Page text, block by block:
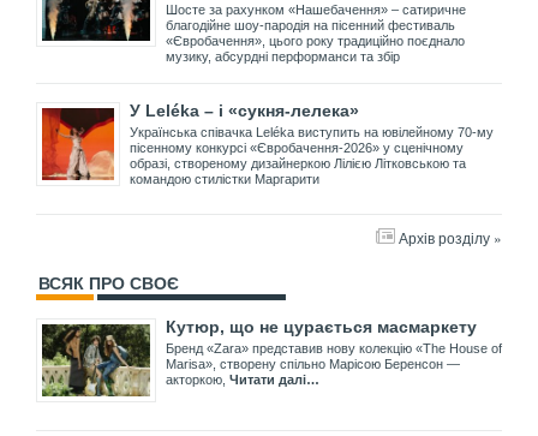
Шосте за рахунком «Нашебачення» – сатиричне
благодійне шоу-пародія на пісенний фестиваль
«Євробачення», цього року традиційно поєднало
музику, абсурдні перформанси та збір
У Leléka – і «сукня-лелека»
Українська співачка Leléka виступить на ювілейному 70-му
пісенному конкурсі «Євробачення-2026» у сценічному
образі, створеному дизайнеркою Лілією Літковською та
командою стилістки Маргарити
Архів розділу »
ВСЯК ПРО СВОЄ
Кутюр, що не цурається масмаркету
Бренд «Zara» представив нову колекцію «The House of
Marisa», створену спільно Марісою Беренсон —
акторкою, Читати далі…